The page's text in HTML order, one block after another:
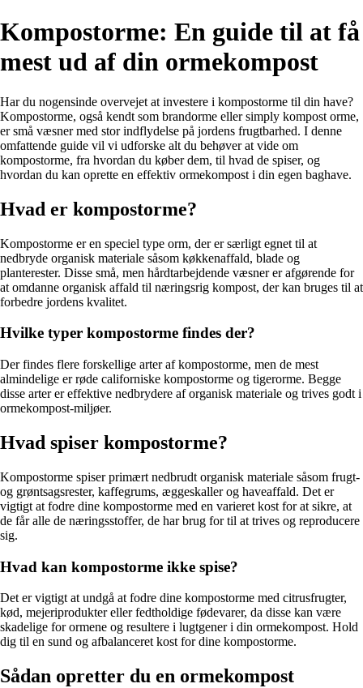
Kompostorme: En guide til at få
mest ud af din ormekompost
Har du nogensinde overvejet at investere i kompostorme til din have?
Kompostorme, også kendt som brandorme eller simply kompost orme,
er små væsner med stor indflydelse på jordens frugtbarhed. I denne
omfattende guide vil vi udforske alt du behøver at vide om
kompostorme, fra hvordan du køber dem, til hvad de spiser, og
hvordan du kan oprette en effektiv ormekompost i din egen baghave.
Hvad er kompostorme?
Kompostorme er en speciel type orm, der er særligt egnet til at
nedbryde organisk materiale såsom køkkenaffald, blade og
planterester. Disse små, men hårdtarbejdende væsner er afgørende for
at omdanne organisk affald til næringsrig kompost, der kan bruges til at
forbedre jordens kvalitet.
Hvilke typer kompostorme findes der?
Der findes flere forskellige arter af kompostorme, men de mest
almindelige er røde californiske kompostorme og tigerorme. Begge
disse arter er effektive nedbrydere af organisk materiale og trives godt i
ormekompost-miljøer.
Hvad spiser kompostorme?
Kompostorme spiser primært nedbrudt organisk materiale såsom frugt-
og grøntsagsrester, kaffegrums, æggeskaller og haveaffald. Det er
vigtigt at fodre dine kompostorme med en varieret kost for at sikre, at
de får alle de næringsstoffer, de har brug for til at trives og reproducere
sig.
Hvad kan kompostorme ikke spise?
Det er vigtigt at undgå at fodre dine kompostorme med citrusfrugter,
kød, mejeriprodukter eller fedtholdige fødevarer, da disse kan være
skadelige for ormene og resultere i lugtgener i din ormekompost. Hold
dig til en sund og afbalanceret kost for dine kompostorme.
Sådan opretter du en ormekompost